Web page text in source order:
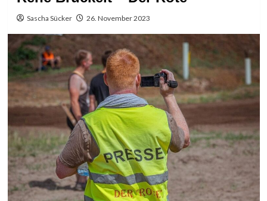
Sascha Sücker 26. November 2023